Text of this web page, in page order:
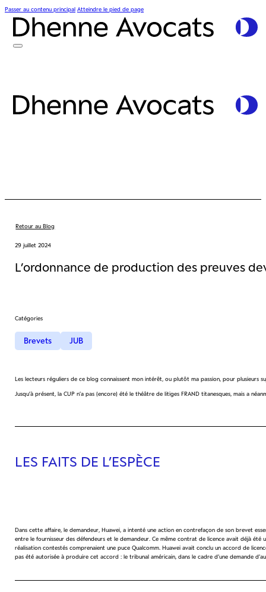
Passer au contenu principal Atteindre le pied de page
Retour au Blog
29 juillet 2024
L’ordonnance de production des preuves
Catégories
Brevets JUB
Les lecteurs réguliers de ce blog connaissent mon intérêt, ou plutôt ma passion, pour plusieurs
Jusqu’à présent, la CUP n’a pas (encore) été le théâtre de litiges FRAND titanesques, mais a
LES FAITS DE L’ESPÈCE
Dans cette affaire, le demandeur, Huawei, a intenté une action en contrefaçon de son brevet
entre le fournisseur des défendeurs et le demandeur. Ce même contrat de licence avait déjà
réalisation contestés comprenaient une puce Qualcomm. Huawei avait conclu un accord de
pas été autorisée à produire cet accord : le tribunal américain, dans le cadre d’une demande